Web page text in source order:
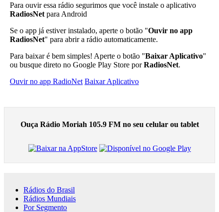
Para ouvir essa rádio segurimos que você instale o aplicativo
RadiosNet para Android
Se o app já estiver instalado, aperte o botão "Ouvir no app
RadiosNet" para abrir a rádio automaticamente.
Para baixar é bem simples! Aperte o botão "Baixar Aplicativo"
ou busque direto no Google Play Store porRadiosNet.
Ouvir no app RadioNet Baixar Aplicativo
Ouça Rádio Moriah 105.9 FM no seu celular ou tablet
Rádios do Brasil
Rádios Mundiais
Por Segmento